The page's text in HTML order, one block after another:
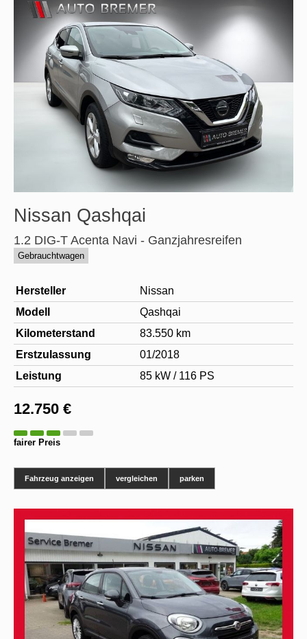
Nissan Qashqai
1.2 DIG-T Acenta Navi - Ganzjahresreifen
Gebrauchtwagen
Hersteller
Nissan
Modell
Qashqai
Kilometerstand
83.550 km
Erstzulassung
01/2018
Leistung
85 kW / 116 PS
12.750 €
fairer Preis
Fahrzeug anzeigen vergleichen parken